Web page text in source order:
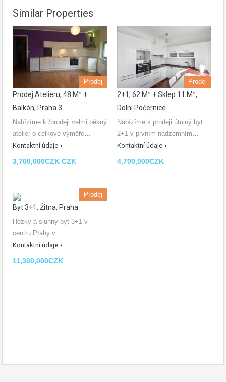
Similar Properties
Prodej
Prodej Atelieru, 48 M² +
Balkón, Praha 3
Nabízíme k /prodeji velmi pěkný
atelier o celkové výměře…
Kontaktní údaje
3,700,000CZK CZK
Prodej
2+1, 62 M² + Sklep 11 M²,
Dolní Počernice
Nabízíme k prodeji útulný byt
2+1 v prvním nadzemním…
Kontaktní údaje
4,700,000CZK
Prodej
Byt 3+1, Žitna, Praha
Hezky a slunny byt 3+1 v
centru Prahy v…
Kontaktní údaje
11,300,000CZK